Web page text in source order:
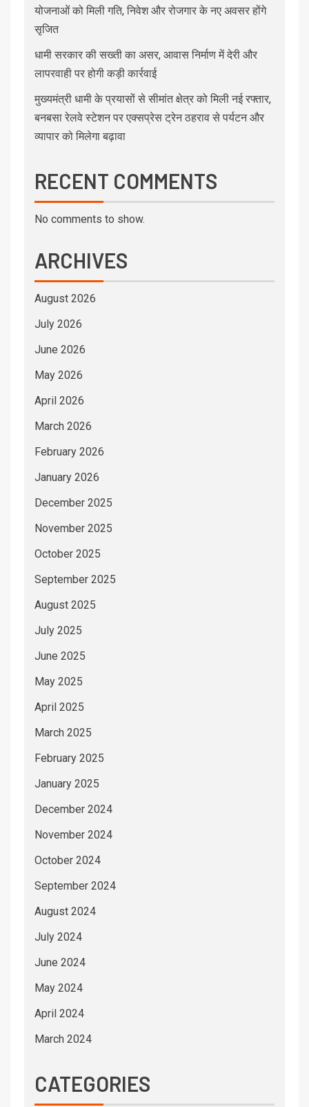
योजनाओं को मिली गति, निवेश और रोजगार के नए अवसर होंगे
सृजित
धामी सरकार की सख्ती का असर, आवास निर्माण में देरी और
लापरवाही पर होगी कड़ी कार्रवाई
मुख्यमंत्री धामी के प्रयासों से सीमांत क्षेत्र को मिली नई रफ्तार,
बनबसा रेलवे स्टेशन पर एक्सप्रेस ट्रेन ठहराव से पर्यटन और
व्यापार को मिलेगा बढ़ावा
RECENT COMMENTS
No comments to show.
ARCHIVES
August 2026
July 2026
June 2026
May 2026
April 2026
March 2026
February 2026
January 2026
December 2025
November 2025
October 2025
September 2025
August 2025
July 2025
June 2025
May 2025
April 2025
March 2025
February 2025
January 2025
December 2024
November 2024
October 2024
September 2024
August 2024
July 2024
June 2024
May 2024
April 2024
March 2024
CATEGORIES